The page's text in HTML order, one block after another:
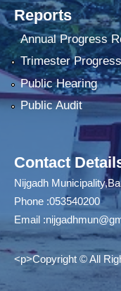
Reports
Annual Progress
Trimester
Public Hearing
Public Audit
Contact
Nijgadh
Phone :053540200
Email :
<p>Copyright © All